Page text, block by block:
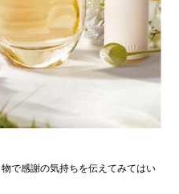
で感謝の気持ちを伝えてみてはい